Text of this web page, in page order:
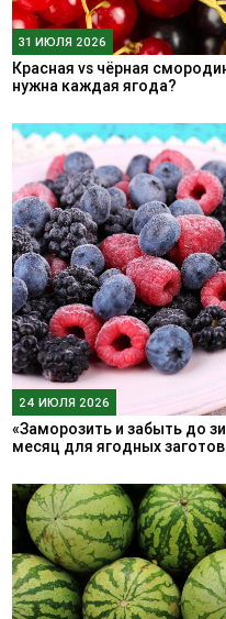
31 ИЮЛЯ 2026
Красная vs чёрная
нужна каждая ягода?
24 ИЮЛЯ 2026
«Заморозить и забыть до
месяц для ягодных